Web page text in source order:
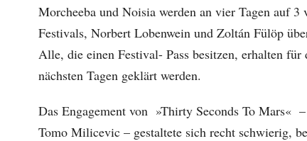
Morcheeba und Noisia werden an vier Tagen auf
Festivals, Norbert Lobenwein und Zoltán Fülöp
Alle, die einen Festival- Pass besitzen, erhalten
nächsten Tagen geklärt werden.
Das Engagement von »Thirty Seconds To Mars«
Tomo Milicevic – gestaltete sich recht schwierig,